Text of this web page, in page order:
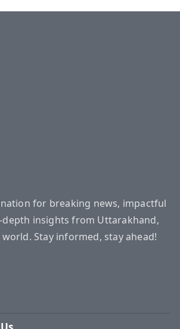
for breaking news, impactful
depth insights from Uttarakhand,
Stay informed, stay ahead!